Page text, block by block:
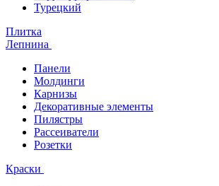
Турецкий
Плитка
Лепнина
Панели
Молдинги
Карнизы
Декоративные элементы
Пилястры
Рассеиватели
Розетки
Краски